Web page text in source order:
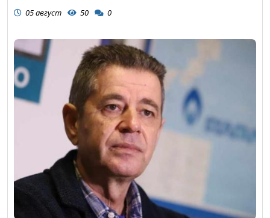
05 август 50 0